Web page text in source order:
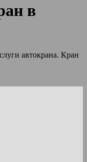
в
автокрана. Кран